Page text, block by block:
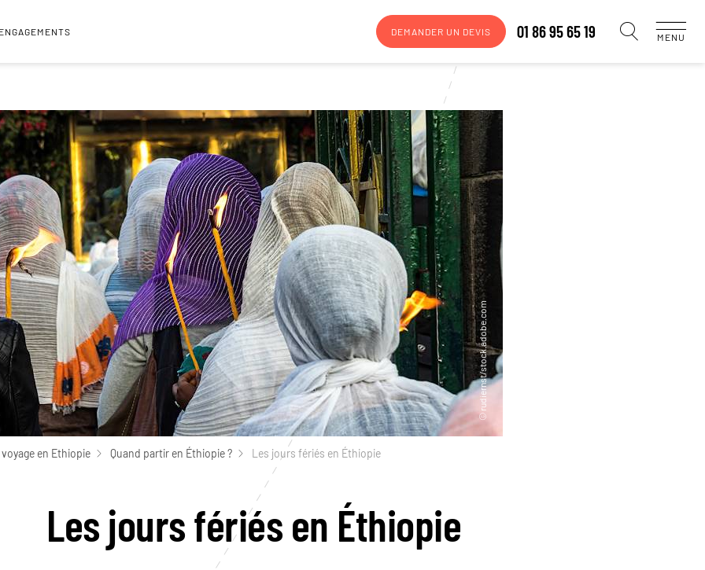
DEMANDER UN DEVIS 01 86 95 65 19 MENU
en Ethiopie Quand partir en Éthiopie ? Les jours fériés en Éthiopie
Les jours fériés en Éthiopie